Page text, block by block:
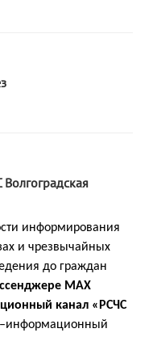
информирования
и чрезвычайных
до граждан
MAX
канал «РСЧС